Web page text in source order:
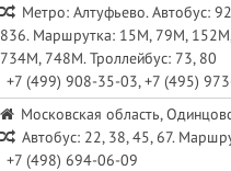
Метро: Алтуфьево. Автобус:
836. Маршрутка: 15М, 79М,
734М, 748М. Троллейбус: 73, 80
+7 (499) 908-35-03, +7 (495)
Московская область,
Автобус: 22, 38, 45, 67.
+7 (498) 694-06-09